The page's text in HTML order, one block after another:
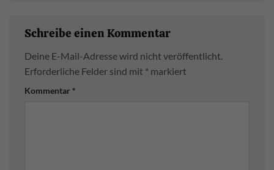
Schreibe einen Kommentar
Deine E-Mail-Adresse wird nicht veröffentlicht.
Erforderliche Felder sind mit * markiert
Kommentar *